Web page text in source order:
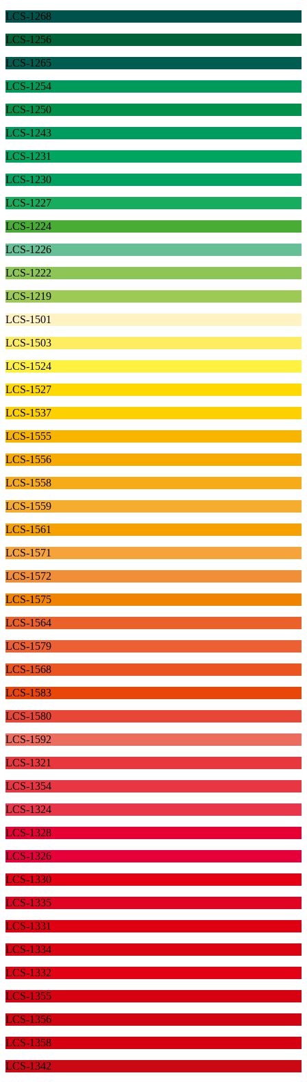
LCS-1268
LCS-1256
LCS-1265
LCS-1254
LCS-1250
LCS-1243
LCS-1231
LCS-1230
LCS-1227
LCS-1224
LCS-1226
LCS-1222
LCS-1219
LCS-1501
LCS-1503
LCS-1524
LCS-1527
LCS-1537
LCS-1555
LCS-1556
LCS-1558
LCS-1559
LCS-1561
LCS-1571
LCS-1572
LCS-1575
LCS-1564
LCS-1579
LCS-1568
LCS-1583
LCS-1580
LCS-1592
LCS-1321
LCS-1354
LCS-1324
LCS-1328
LCS-1326
LCS-1330
LCS-1335
LCS-1331
LCS-1334
LCS-1332
LCS-1355
LCS-1356
LCS-1358
LCS-1342